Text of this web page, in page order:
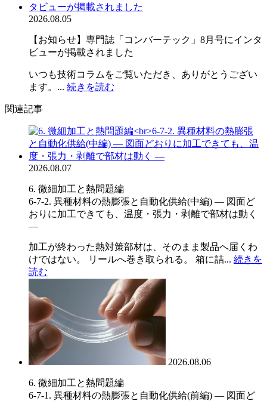
2026.08.05
【お知らせ】専門誌「コンバーテック」8月号にインタ
ビューが掲載されました
いつも技術コラムをご覧いただき、ありがとうござい
ます。... 続きを読む
関連記事
2026.08.07
6. 微細加工と熱問題編
6-7-2. 異種材料の熱膨張と自動化供給(中編) ― 図面ど
おりに加工できても、温度・張力・剥離で部材は動く
―
加工が終わった熱対策部材は、そのまま製品へ届くわ
けではない。 リールへ巻き取られる。 箱に詰... 続きを
読む
2026.08.06
6. 微細加工と熱問題編
6-7-1. 異種材料の熱膨張と自動化供給(前編) ― 図面ど